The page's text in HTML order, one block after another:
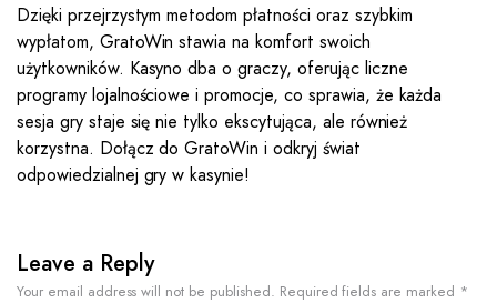
Dzięki przejrzystym metodom płatności oraz szybkim
wypłatom, GratoWin stawia na komfort swoich
użytkowników. Kasyno dba o graczy, oferując liczne
programy lojalnościowe i promocje, co sprawia, że każda
sesja gry staje się nie tylko ekscytująca, ale również
korzystna. Dołącz do GratoWin i odkryj świat
odpowiedzialnej gry w kasynie!
Leave a Reply
Your email address will not be published. Required fields are marked *